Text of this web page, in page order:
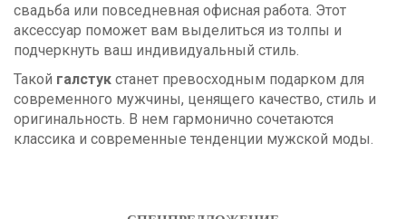
свадьба или повседневная офисная работа. Этот
аксессуар поможет вам выделиться из толпы и
подчеркнуть ваш индивидуальный стиль.
Такой галстук станет превосходным подарком для
современного мужчины, ценящего качество, стиль и
оригинальность. В нем гармонично сочетаются
классика и современные тенденции мужской моды.